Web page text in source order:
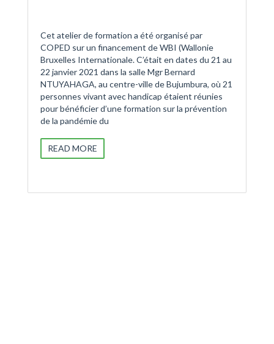
Cet atelier de formation a été organisé par
COPED sur un financement de WBI (Wallonie
Bruxelles Internationale. C’était en dates du 21 au
22 janvier 2021 dans la salle Mgr Bernard
NTUYAHAGA, au centre-ville de Bujumbura, où 21
personnes vivant avec handicap étaient réunies
pour bénéficier d’une formation sur la prévention
de la pandémie du
READ MORE